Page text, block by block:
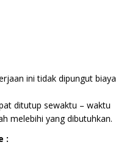
ini tidak dipungut biaya
ditutup sewaktu – waktu
melebihi yang dibutuhkan.
: